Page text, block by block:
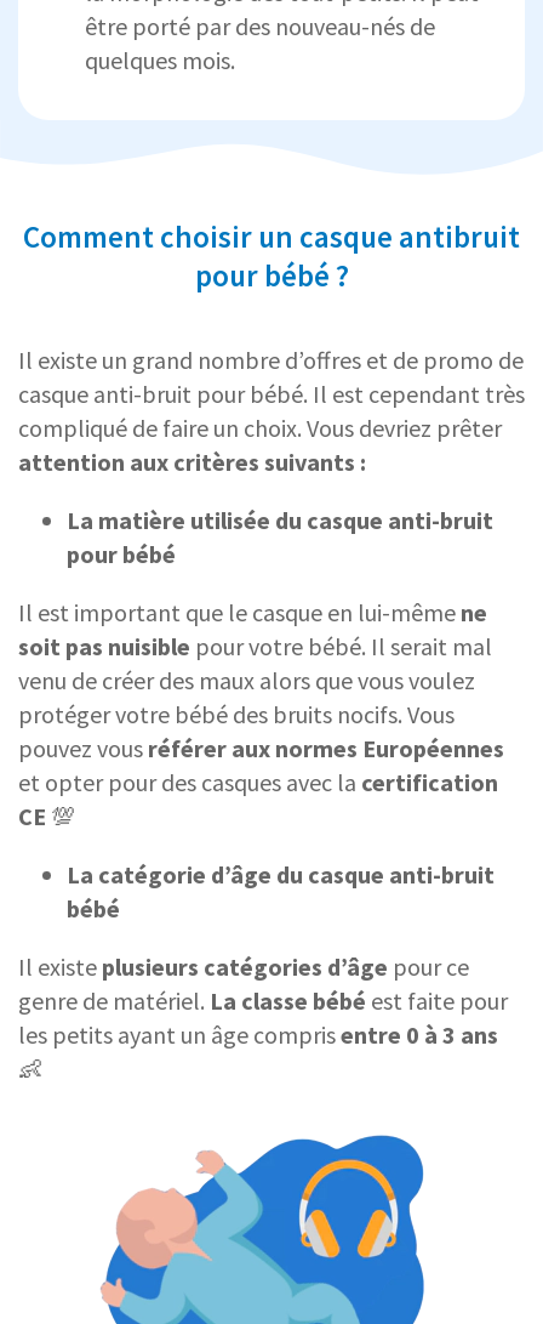
être porté par des nouveau-nés de
quelques mois.
Comment choisir un casque antibruit
pour bébé ?
Il existe un grand nombre d’offres et de promo de
casque anti-bruit pour bébé. Il est cependant très
compliqué de faire un choix. Vous devriez prêter
attention aux critères suivants :
La matière utilisée du casque anti-bruit
pour bébé
Il est important que le casque en lui-même ne
soit pas nuisible pour votre bébé. Il serait mal
venu de créer des maux alors que vous voulez
protéger votre bébé des bruits nocifs. Vous
pouvez vous référer aux normes Européennes
et opter pour des casques avec la certification
CE 💯
La catégorie d’âge du casque anti-bruit
bébé
Il existe plusieurs catégories d’âge pour ce
genre de matériel. La classe bébé est faite pour
les petits ayant un âge comprisentre 0 à 3 ans
👶